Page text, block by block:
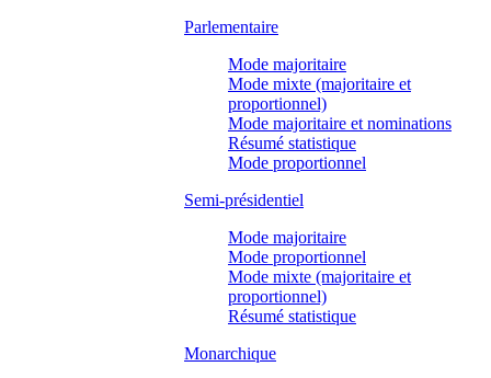
Parlementaire
Mode majoritaire
Mode mixte (majoritaire et
proportionnel)
Mode majoritaire et nominations
Résumé statistique
Mode proportionnel
Semi-présidentiel
Mode majoritaire
Mode proportionnel
Mode mixte (majoritaire et
proportionnel)
Résumé statistique
Monarchique